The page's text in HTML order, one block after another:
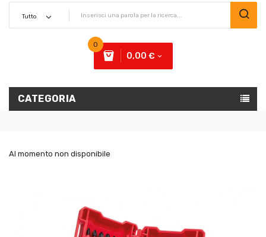
0
0,00 €
CATEGORIA
Al momento non disponibile